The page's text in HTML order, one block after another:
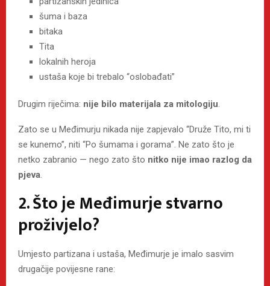
šuma i baza
bitaka
Tita
lokalnih heroja
ustaša koje bi trebalo “oslobađati”
Drugim riječima: nije bilo materijala za mitologiju.
Zato se u Međimurju nikada nije zapjevalo “Druže Tito, mi ti
se kunemo”, niti “Po šumama i gorama”. Ne zato što je
netko zabranio — nego zato što nitko nije imao razlog da
pjeva.
2. Što je Međimurje stvarno
proživjelo?
Umjesto partizana i ustaša, Međimurje je imalo sasvim
drugačije povijesne rane: